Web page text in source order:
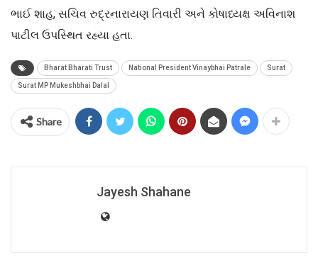
ભાઈ શાહ, સચિવ રુદ્રનારાયણ તિવારી અને કોષાધ્યક્ષ અવિનાશ
પાટીલ ઉપસ્થિત રહ્યા હતા.
Bharat Bharati Trust National President Vinaybhai Patrale Surat
Surat MP Mukeshbhai Dalal
Share
Jayesh Shahane